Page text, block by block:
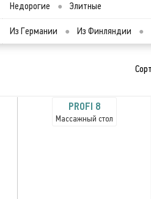
Недорогие ● Элитные
Из Германии ● Из Финляндии ●
PROFI 8
Массажный стол